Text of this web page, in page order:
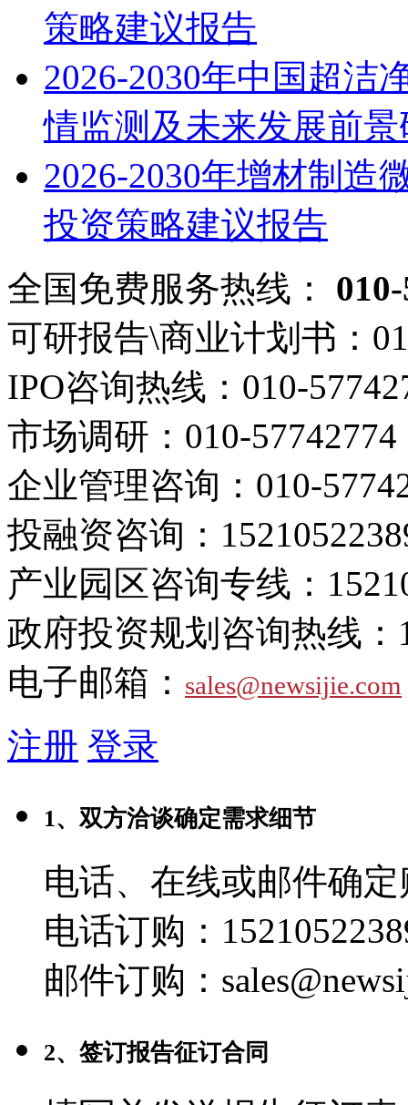
策略建议报告
2026-2030年中国超洁
情监测及未来发展前
2026-2030年增材制造
投资策略建议报告
全国免费服务热线：
可研报告\商业计划书：
IPO咨询热线： 010-
市场调研： 010-57742774
企业管理咨询： 010-
投融资咨询：
产业园区咨询专线：
政府投资规划咨询热线：
电子邮箱： sales@newsijie.com
注册 登录
1、双方洽谈确定需求细节
电话、在线或邮件确
电话订购：
邮件订购：
2、签订报告征订合同